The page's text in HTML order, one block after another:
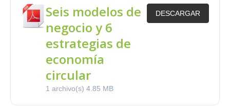
Seis modelos de
negocio y 6
estrategias de
economía
circular
1 archivo(s) 4.85 MB
DESCARGAR